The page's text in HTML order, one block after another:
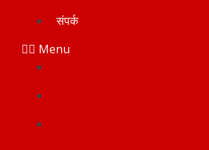
संपर्क
Menu